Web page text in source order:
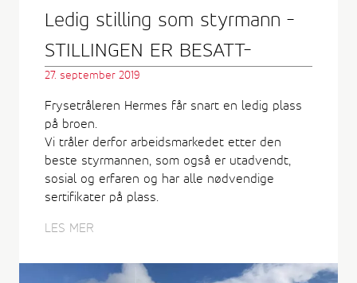
Ledig stilling som styrmann -
STILLINGEN ER BESATT-
27. september 2019
Frysetråleren Hermes får snart en ledig plass
på broen.
Vi tråler derfor arbeidsmarkedet etter den
beste styrmannen, som også er utadvendt,
sosial og erfaren og har alle nødvendige
sertifikater på plass.
LES MER